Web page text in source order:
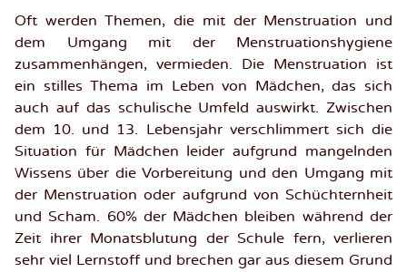
Oft werden Themen, die mit der Menstruation und
dem Umgang mit der Menstruationshygiene
zusammenhängen, vermieden. Die Menstruation ist
ein stilles Thema im Leben von Mädchen, das sich
auch auf das schulische Umfeld auswirkt. Zwischen
dem 10. und 13. Lebensjahr verschlimmert sich die
Situation für Mädchen leider aufgrund mangelnden
Wissens über die Vorbereitung und den Umgang mit
der Menstruation oder aufgrund von Schüchternheit
und Scham. 60% der Mädchen bleiben während der
Zeit ihrer Monatsblutung der Schule fern, verlieren
sehr viel Lernstoff und brechen gar aus diesem Grund